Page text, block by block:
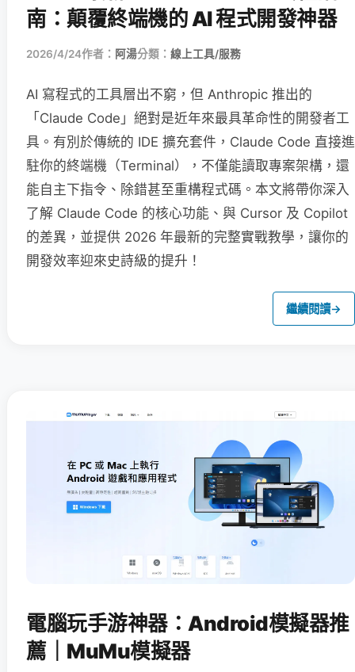
南：顛覆終端機的 AI 程式開發神器
2026/4/24作者： 阿湯分類： 線上工具/服務
AI 寫程式的工具層出不窮，但 Anthropic 推出的
「Claude Code」絕對是近年來最具革命性的開發者工
具。有別於傳統的 IDE 擴充套件，Claude Code 直接進
駐你的終端機（Terminal），不僅能讀取專案架構，還
能自主下指令、除錯甚至重構程式碼。本文將帶你深入
了解 Claude Code 的核心功能、與 Cursor 及 Copilot
的差異，並提供 2026 年最新的完整實戰教學，讓你的
開發效率迎來史詩級的提升！
繼續閱讀→
電腦玩手游神器：Android模擬器推
薦｜MuMu模擬器